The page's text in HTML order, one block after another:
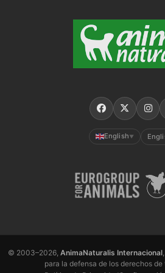
English ▼
© 2003–2026, AnimaNaturalis Internacional
para la defensa de los derechos